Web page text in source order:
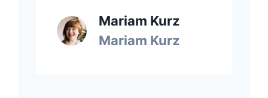
Mariam Kurz
Mariam Kurz